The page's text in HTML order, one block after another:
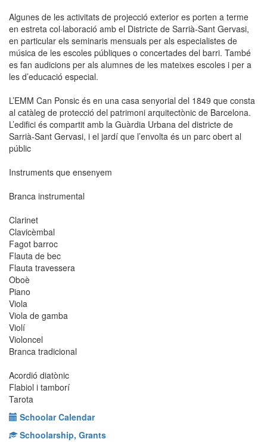
Algunes de les activitats de projecció exterior es porten a terme
en estreta col·laboració amb el Districte de Sarrià-Sant Gervasi,
en particular els seminaris mensuals per als especialistes de
música de les escoles públiques o concertades del barri. També
es fan audicions per als alumnes de les mateixes escoles i per a
les d’educació especial.
L’EMM Can Ponsic és en una casa senyorial del 1849 que consta
al catàleg de protecció del patrimoni arquitectònic de Barcelona.
L’edifici és compartit amb la Guàrdia Urbana del districte de
Sarrià-Sant Gervasi, i el jardí que l’envolta és un parc obert al
públic
Instruments que ensenyem
Branca instrumental
Clarinet
Clavicèmbal
Fagot barroc
Flauta de bec
Flauta travessera
Oboè
Piano
Viola
Viola de gamba
Violí
Violoncel
Branca tradicional
Acordió diatònic
Flabiol i tamborí
Tarota
Schoolar Calendar
Schoolarship, Grants